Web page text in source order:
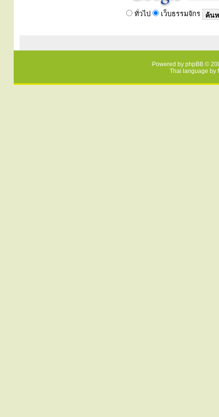
ทั่วไป เว็บธรรมจักร
Powered by phpBB ©
Thai language by